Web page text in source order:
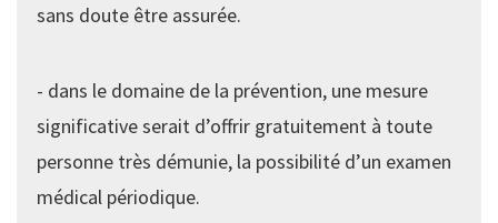
sans doute être assurée.
- dans le domaine de la prévention, une mesure
significative serait d’offrir gratuitement à toute
personne très démunie, la possibilité d’un examen
médical périodique.